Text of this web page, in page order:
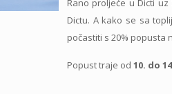
Rano proljeće u Dicti uz
Dictu. A kako se sa
počastiti s 20% popusta
Popust traje od10. do